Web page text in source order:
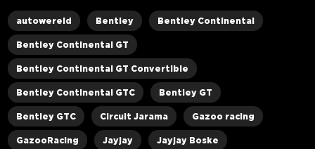
autowereld Bentley Bentley Continental
Bentley Continental GT
Bentley Continental GT Convertible
Bentley Continental GTC Bentley GT
Bentley GTC Circuit Jarama Gazoo racing
GazooRacing Jayjay Jayjay Boske